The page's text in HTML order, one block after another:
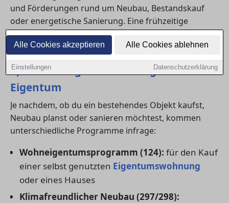
Alle Cookies akzeptieren Alle Cookies ablehnen
Einstellungen Datenschutzerklärung
und Förderungen rund um Neubau, Bestandskauf
oder energetische Sanierung. Eine frühzeitige
Planung lohnt sich – oft lassen sich mehrere
Programme kombinieren.
1) Die wichtigsten KfW-Programme für
Eigentum
Je nachdem, ob du ein bestehendes Objekt kaufst,
Neubau planst oder sanieren möchtest, kommen
unterschiedliche Programme infrage:
Wohneigentumsprogramm (124): für den Kauf
einer selbst genutzten Eigentumswohnung
oder eines Hauses
Klimafreundlicher Neubau (297/298):